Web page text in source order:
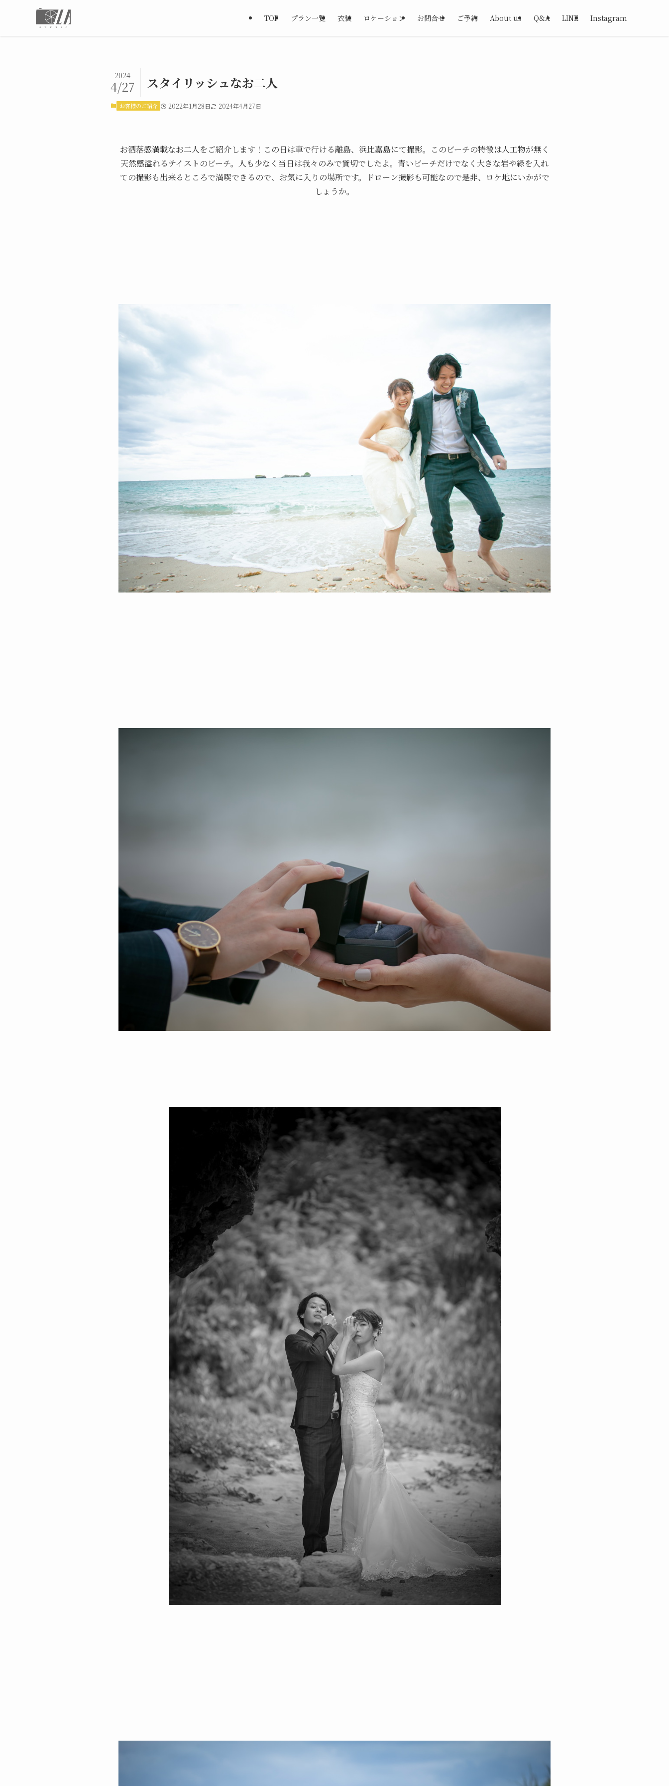
TOP プラン一覧 衣装 ロケーション お問合せ ご予約 About us Q&A LINE Instagram
スタイリッシュなお二人
2024
4/27
お客様のご紹介 2022年1月28日 2024年4月27日
お洒落感満載なお二人をご紹介します！この日は車で行ける離島、浜比嘉島にて撮影。このビーチの特徴は人工物が無く
天然感溢れるテイストのビーチ。人も少なく当日は我々のみで貸切でしたよ。青いビーチだけでなく大きな岩や緑を入れ
ての撮影も出来るところで満喫できるので、お気に入りの場所です。ドローン撮影も可能なので是非、ロケ地にいかがで
しょうか。